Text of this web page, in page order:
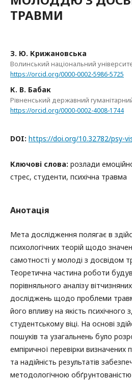
ТРАВМИ
З. Ю. Крижановська
Волинський національний
https://orcid.org/0000-0002-5986-5725
К. В. Бабак
Рівненський державний
https://orcid.org/0000-0002-4008-1744
DOI: https://doi.org/10.32782/psy-
Ключові слова: розлади
стрес, студенти, психічна травма
Анотація
Мета дослідження полягає в
психологічних теорій щодо
самотності у молоді з досвідом
Теоретична частина роботи
порівняльного аналізу
досліджень щодо проблеми
його впливу на якість психічного
студентському віці. На основі
пошуків та узагальнень було
емпіричної перевірки визначених
та надійність результатів
методологічною